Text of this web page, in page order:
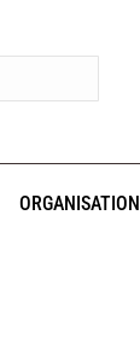
ORGANISATION